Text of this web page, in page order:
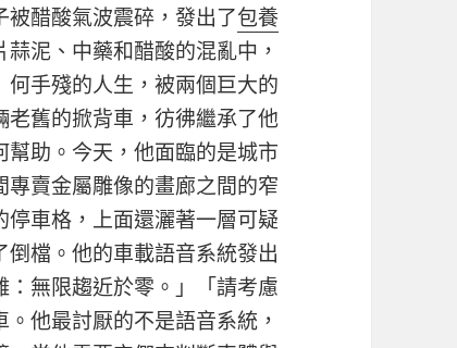
被醋酸氣波震碎，發出了包養
泥、中藥和醋酸的混亂中，
手殘的人生，被兩個巨大的
舊的掀背車，彷彿繼承了他
助。今天，他面臨的是城市
賣金屬雕像的畫廊之間的窄
車格，上面還灑著一層可疑
檔。他的車載語音系統發出
無限趨近於零。」「請考慮
他最討厭的不是語音系統，